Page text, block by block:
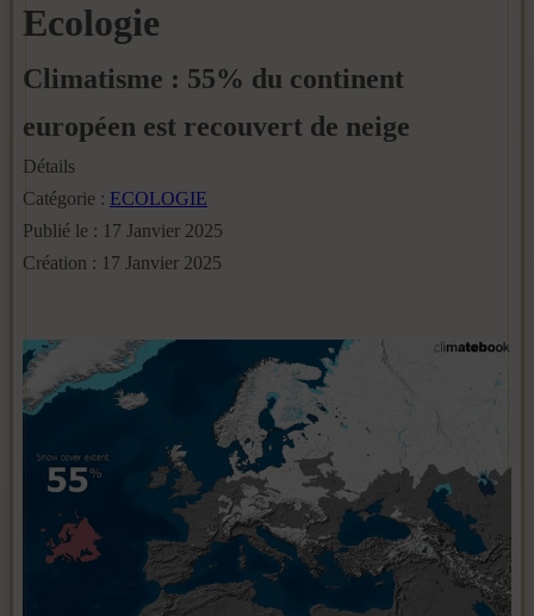
Ecologie
Climatisme : 55% du continent
européen est recouvert de neige
Détails
Catégorie : ECOLOGIE
Publié le : 17 Janvier 2025
Création : 17 Janvier 2025